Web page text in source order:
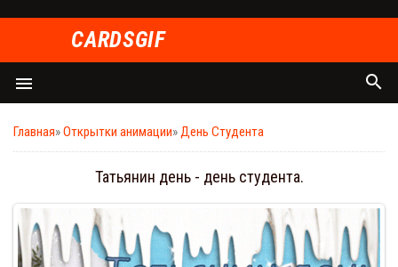
СARDSGIF
menu search
Главная»Открытки анимации»День Студента
Татьянин день - день студента.